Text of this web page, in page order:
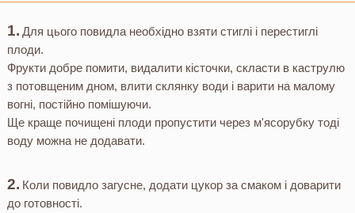
Для цього повидла необхідно взяти стиглі і перестиглі
плоди.
Фрукти добре помити, видалити кісточки, скласти в каструлю
з потовщеним дном, влити склянку води і варити на малому
вогні, постійно помішуючи.
Ще краще почищені плоди пропустити через м'ясорубку тоді
воду можна не додавати.
Коли повидло загусне, додати цукор за смаком і доварити
до готовності.